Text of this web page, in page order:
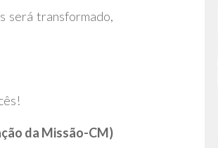
será transformado,
da Missão-CM)